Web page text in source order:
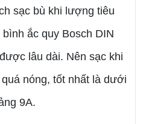
sạc bù khi lượng tiêu
ắc quy Bosch DIN
lâu dài. Nên sạc khi
nóng, tốt nhất là dưới
9A.